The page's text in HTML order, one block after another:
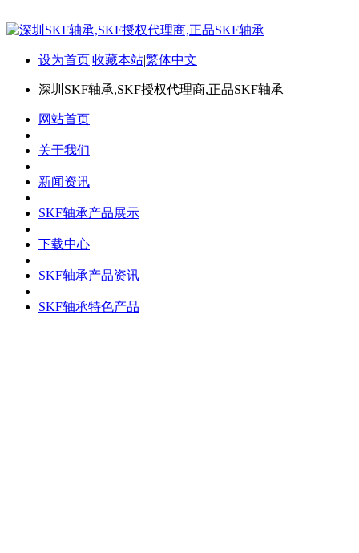
设为首页|收藏本站|繁体中文
深圳SKF轴承,SKF授权代理商,正品SKF轴承
网站首页
关于我们
新闻资讯
SKF轴承产品展示
下载中心
SKF轴承产品资讯
SKF轴承特色产品